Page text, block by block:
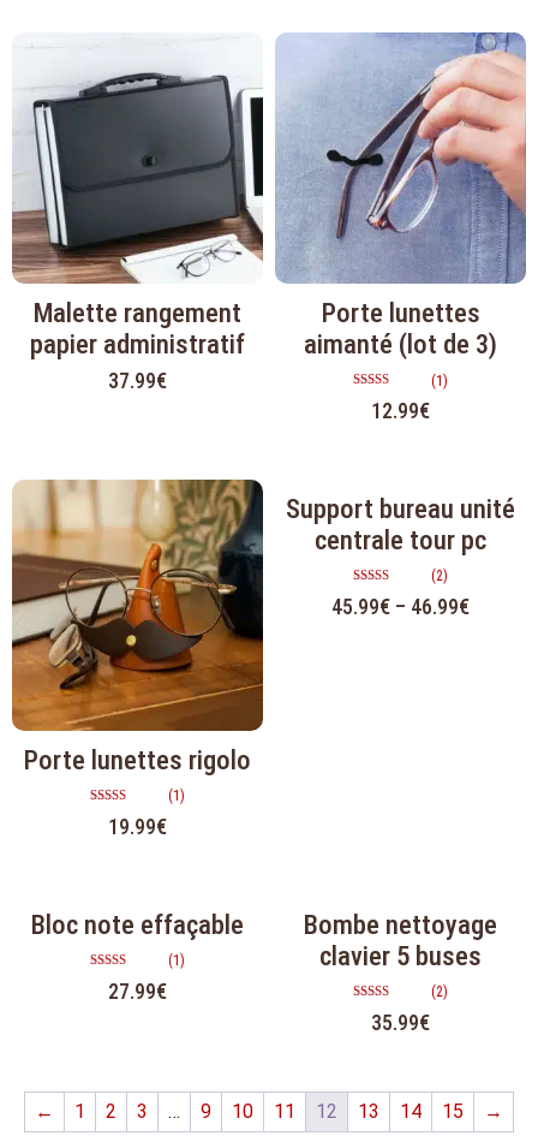
Malette rangement
papier administratif
37.99€
Porte lunettes
aimanté (lot de 3)
5.00
(1)
12.99€
Porte lunettes rigolo
5.00
(1)
19.99€
Support bureau unité
centrale tour pc
5.00
(2)
45.99€ – 46.99€
Bloc note effaçable
5.00
(1)
27.99€
Bombe nettoyage
clavier 5 buses
5.00
(2)
35.99€
← 1 2 3 … 9 10 11 12 13 14 15 →